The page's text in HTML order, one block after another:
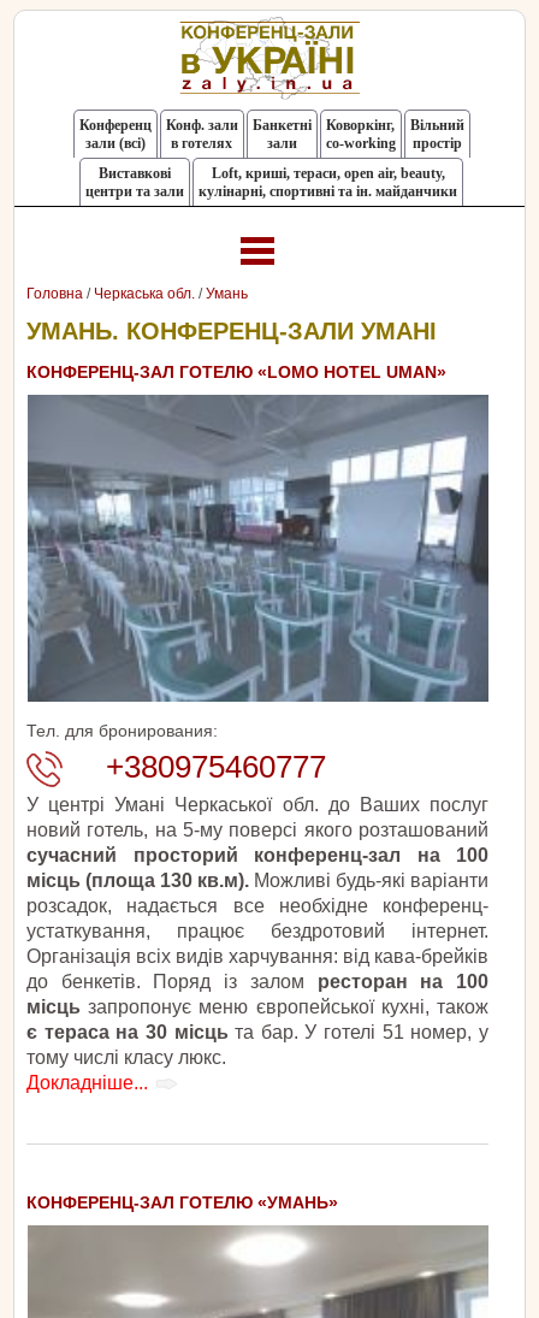
Конференц
зали (всі)
Конф. зали
в готелях
Банкетні
зали
Коворкінг,
co-working
Вільний
простір
Виставкові
центри та зали
Loft, криші, тераси, оpen air, beauty,
кулінарні, спортивні та ін. майданчики
Головна / Черкаська обл. /Умань
УМАНЬ. КОНФЕРЕНЦ-ЗАЛИ УМАНІ
КОНФЕРЕНЦ-ЗАЛ ГОТЕЛЮ «LOMO HOTEL UMAN»
Тел. для бронирования:
+380975460777
У центрі Умані Черкаської обл. до Ваших послуг
новий готель, на 5-му поверсі якого розташований
сучасний просторий конференц-зал на 100
місць (площа 130 кв.м). Можливі будь-які варіанти
розсадок, надається все необхідне конференц-
устаткування, працює бездротовий інтернет.
Організація всіх видів харчування: від кава-брейків
до бенкетів. Поряд із залом ресторан на 100
місць запропонує меню європейської кухні, також
є тераса на 30 місць та бар. У готелі 51 номер, у
тому числі класу люкс.
Докладніше...
КОНФЕРЕНЦ-ЗАЛ ГОТЕЛЮ «УМАНЬ»